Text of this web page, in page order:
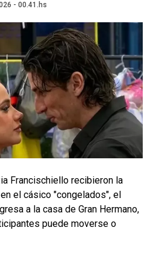
- 00.41.hs
Francischiello recibieron la
el cásico "congelados", el
a la casa de Gran Hermano,
puede moverse o